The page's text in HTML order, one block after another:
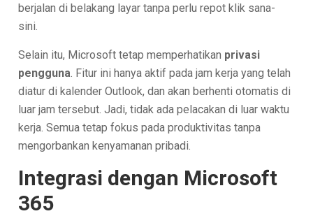
berjalan di belakang layar tanpa perlu repot klik sana-
sini.
Selain itu, Microsoft tetap memperhatikan privasi
pengguna . Fitur ini hanya aktif pada jam kerja yang telah
diatur di kalender Outlook, dan akan berhenti otomatis di
luar jam tersebut. Jadi, tidak ada pelacakan di luar waktu
kerja. Semua tetap fokus pada produktivitas tanpa
mengorbankan kenyamanan pribadi.
Integrasi dengan Microsoft
365